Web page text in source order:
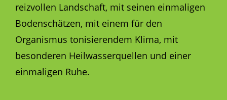
reizvollen Landschaft, mit seinen einmaligen
Bodenschätzen, mit einem für den
Organismus tonisierendem Klima, mit
besonderen Heilwasserquellen und einer
einmaligen Ruhe.